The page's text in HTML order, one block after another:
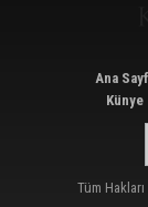
Ana
Künye
Tüm